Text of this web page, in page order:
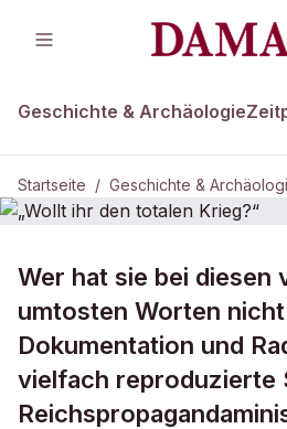
Geschichte & Archäologie
Startseite / Geschichte &
„Wollt ihr den totalen
Wer hat sie bei diesen
umtosten Worten
Dokumentation und
vielfach reproduzierte